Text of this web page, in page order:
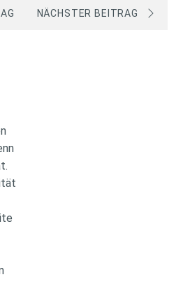
NÄCHSTER BEITRAG